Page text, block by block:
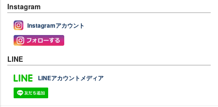
Instagram
Instagramアカウント
LINE
LINEアカウントメディア